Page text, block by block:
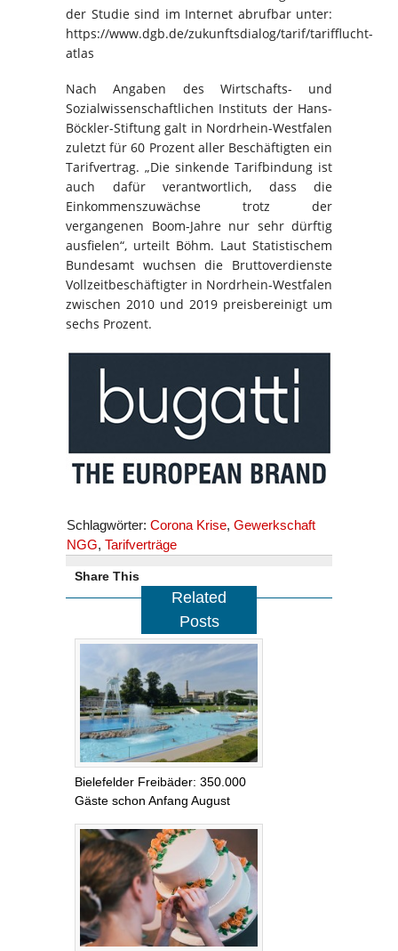
der Studie sind im Internet abrufbar unter:
https://www.dgb.de/zukunftsdialog/tarif/tarifflucht-
atlas
Nach Angaben des Wirtschafts- und
Sozialwissenschaftlichen Instituts der Hans-
Böckler-Stiftung galt in Nordrhein-Westfalen
zuletzt für 60 Prozent aller Beschäftigten ein
Tarifvertrag. „Die sinkende Tarifbindung ist
auch dafür verantwortlich, dass die
Einkommenszuwächse trotz der
vergangenen Boom-Jahre nur sehr dürftig
ausfielen“, urteilt Böhm. Laut Statistischem
Bundesamt wuchsen die Bruttoverdienste
Vollzeitbeschäftigter in Nordrhein-Westfalen
zwischen 2010 und 2019 preisbereinigt um
sechs Prozent.
Schlagwörter: Corona Krise, Gewerkschaft
NGG, Tarifverträge
Share This
Related
Posts
Bielefelder Freibäder: 350.000
Gäste schon Anfang August